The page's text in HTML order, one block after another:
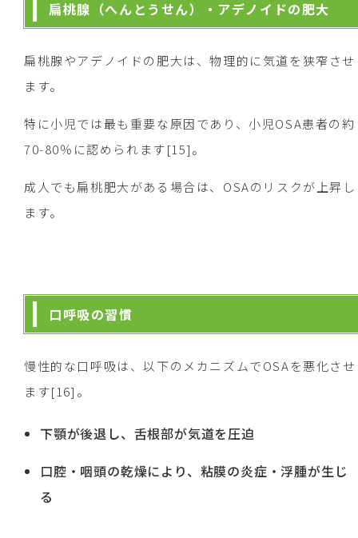
扁桃腺（へんとうせん）・アデノイドの肥大
扁桃腺やアデノイドの肥大は、物理的に気道を狭窄させ
ます。
特に小児では最も重要な原因であり、小児OSA患者の約
70-80％に認められます[15]。
成人でも扁桃肥大がある場合は、OSAのリスクが上昇し
ます。
口呼吸の習慣
慢性的な口呼吸は、以下のメカニズムでOSAを悪化させ
ます[16]。
下顎が後退し、舌根部が気道を圧迫
口腔・咽頭の乾燥により、粘膜の炎症・浮腫が生じ
る